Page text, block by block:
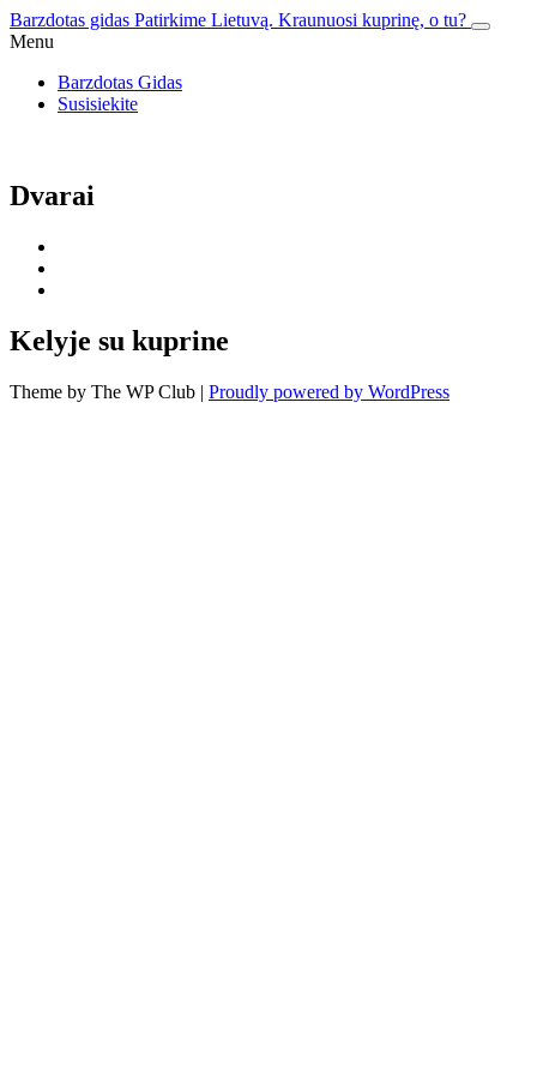
Skip
to
Barzdotas gidas Patirkime Lietuvą. Kraunuosi kuprinę, o tu?
Menu
Barzdotas Gidas
Susisiekite
Dvarai
Kelyje su kuprine
Theme by The WP Club | Proudly powered by WordPress